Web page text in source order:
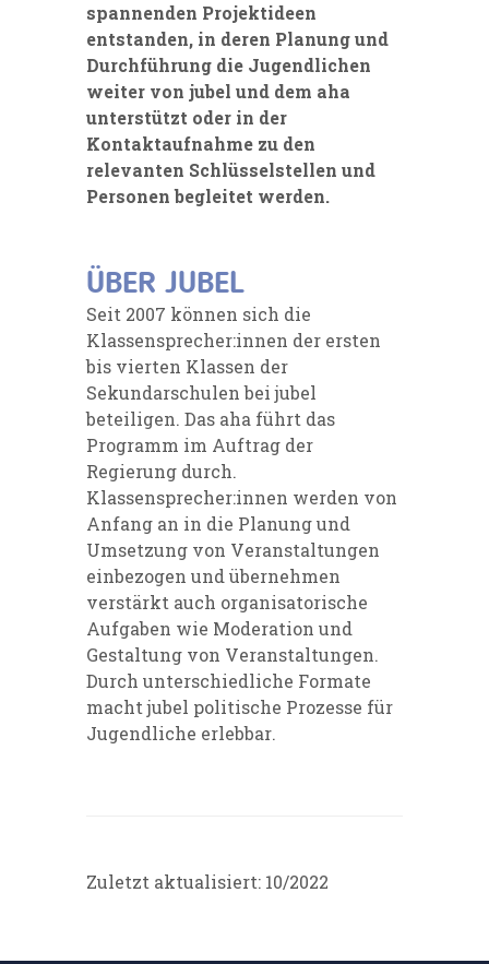
spannenden Projektideen
entstanden, in deren Planung und
Durchführung die Jugendlichen
weiter von jubel und dem aha
unterstützt oder in der
Kontaktaufnahme zu den
relevanten Schlüsselstellen und
Personen begleitet werden.
ÜBER JUBEL
Seit 2007 können sich die
Klassensprecher:innen der ersten
bis vierten Klassen der
Sekundarschulen bei jubel
beteiligen. Das aha führt das
Programm im Auftrag der
Regierung durch.
Klassensprecher:innen werden von
Anfang an in die Planung und
Umsetzung von Veranstaltungen
einbezogen und übernehmen
verstärkt auch organisatorische
Aufgaben wie Moderation und
Gestaltung von Veranstaltungen.
Durch unterschiedliche Formate
macht jubel politische Prozesse für
Jugendliche erlebbar.
Zuletzt aktualisiert: 10/2022